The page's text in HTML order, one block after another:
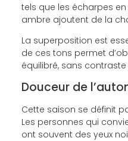
tels que les écharpes
ambre ajoutent de la
La superposition est
de ces tons permet
équilibré, sans
Douceur de
Cette saison se définit
Les personnes qui
ont souvent des yeux